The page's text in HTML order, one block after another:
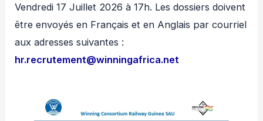
Vendredi 17 Juillet 2026 à 17h. Les dossiers doivent
être envoyés en Français et en Anglais par courriel
aux adresses suivantes :
hr.recrutement@winningafrica.net